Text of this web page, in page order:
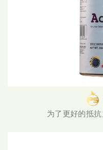
为了更好的抵